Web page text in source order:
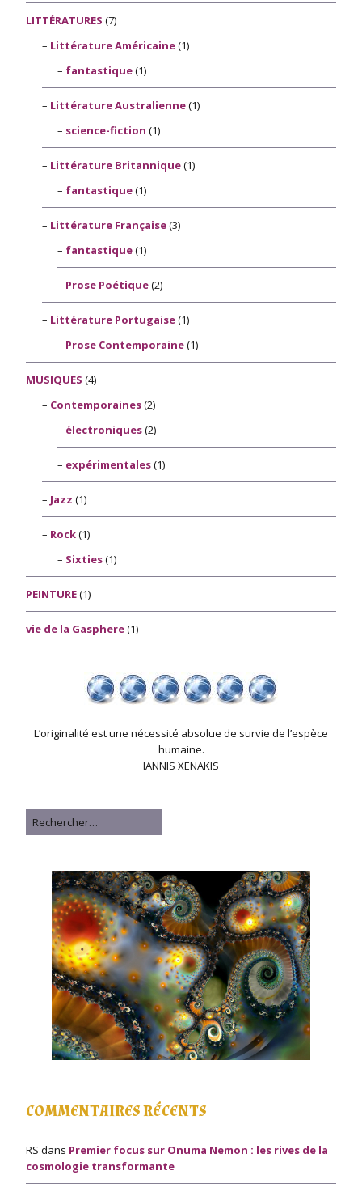
LITTÉRATURES (7)
Littérature Américaine(1)
fantastique(1)
Littérature Australienne(1)
science-fiction (1)
Littérature Britannique(1)
fantastique(1)
Littérature Française(3)
fantastique(1)
Prose Poétique(2)
Littérature Portugaise(1)
Prose Contemporaine(1)
MUSIQUES (4)
Contemporaines(2)
électroniques(2)
expérimentales(1)
Jazz (1)
Rock(1)
Sixties(1)
PEINTURE(1)
vie de la Gasphere(1)
L’originalité est une nécessité absolue de survie de l’espèce
humaine.
IANNIS XENAKIS
Rechercher
COMMENTAIRES RÉCENTS
RS dans Premier focus sur Onuma Nemon : les rives de la
cosmologie transformante